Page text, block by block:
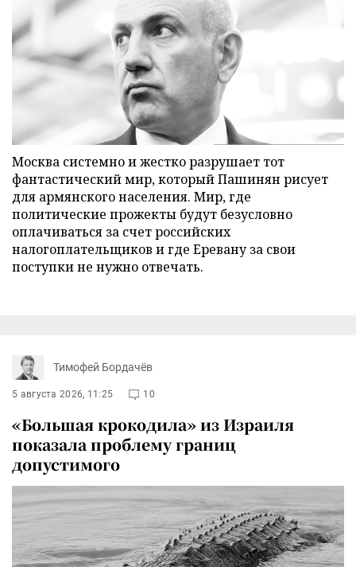
Москва системно и жестко разрушает тот
фантастический мир, который Пашинян рисует
для армянского населения. Мир, где
политические прожекты будут безусловно
оплачиваться за счет российских
налогоплательщиков и где Еревану за свои
поступки не нужно отвечать.
Тимофей Бордачёв
5 августа 2026, 11:25 10
«Большая крокодила» из Израиля
показала проблему границ
допустимого